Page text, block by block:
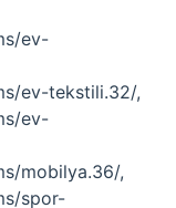
ev-
ev-tekstili.32/,
ev-
mobilya.36/,
spor-